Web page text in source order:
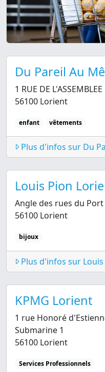
Du Pareil Au
1 RUE DE
56100 Lorient
enfant vêtements
Plus d'infos sur Du
Louis Pion
Angle des rues du
56100 Lorient
bijoux
Plus d'infos sur
KPMG Lorient
1 rue Honoré
Submarine 1
56100 Lorient
Services Professionnels